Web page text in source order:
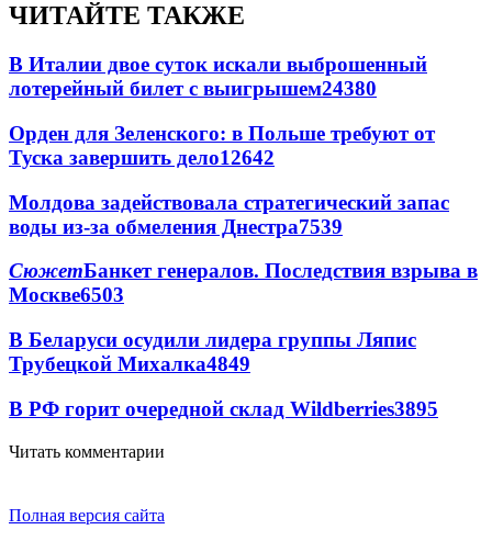
ЧИТАЙТЕ ТАКЖЕ
В Италии двое суток искали выброшенный
лотерейный билет с выигрышем24380
Орден для Зеленского: в Польше требуют от
Туска завершить дело12642
Молдова задействовала стратегический запас
воды из-за обмеления Днестра7539
СюжетБанкет генералов. Последствия взрыва в
Москве6503
В Беларуси осудили лидера группы Ляпис
Трубецкой Михалка4849
В РФ горит очередной склад Wildberries3895
Читать комментарии
Полная версия сайта